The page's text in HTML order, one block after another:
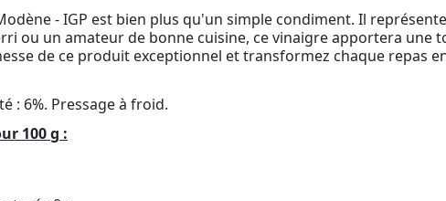
- IGP est bien plus qu'un simple condiment. Il
ou un amateur de bonne cuisine, ce vinaigre apportera une
de ce produit exceptionnel et transformez chaque repas
: 6%. Pressage à froid.
100 g :